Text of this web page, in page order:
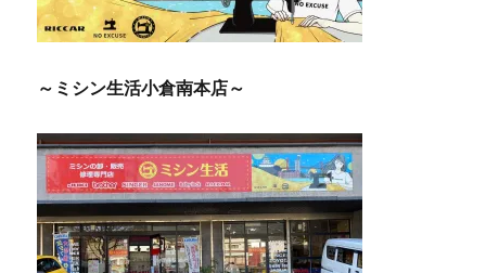
～ミシン生活小倉南本店～